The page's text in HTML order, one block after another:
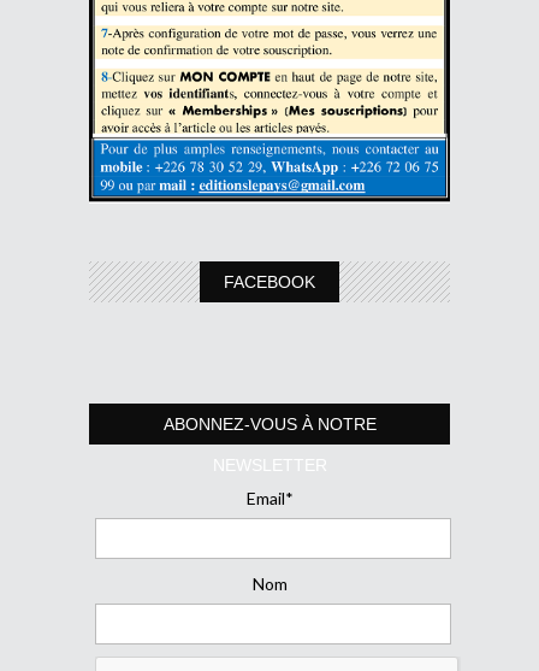
FACEBOOK
ABONNEZ-VOUS À NOTRE
NEWSLETTER
Email*
Nom